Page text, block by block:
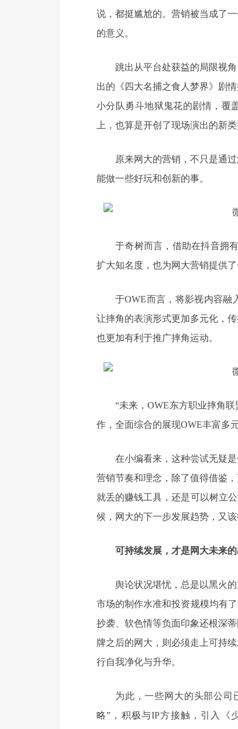
说，都挺尴尬的。营销被当成了
的意义。
跳出从平台处获益的局限视
出的《四大名捕之食人梦界》剧
小分队勇斗地狱鬼花的剧情，覆
上，也算是开创了现场演出的新类
原来网大的营销，不只是通
能做一些好玩和创新的事。
于奇树而言，借助在抖音拥
扩大知名度，也为网大营销提供了
于OWE而言，将影视内容融
让摔角的表演形式更加多元化，
也更加有利于推广摔角运动。
“未来，OWE东方职业摔角
作，全面综合的展现OWE丰富多
在小编看来，这种尝试无疑
营销节奏和理念，除了值得借鉴
就丢的赚钱工具，还是可以树立
候，网大的下一步发展趋势，又该
可持续发展，才是网大未来
舆论状况堪忧，总是以黑火
市场的制作水准和投资规模均有
抄袭、软色情等负面印象还根深
牌之后的网大，则必须走上可持
行自我净化与升华。
为此，一些网大的头部公司
略”，积极与IP方接触，引入《